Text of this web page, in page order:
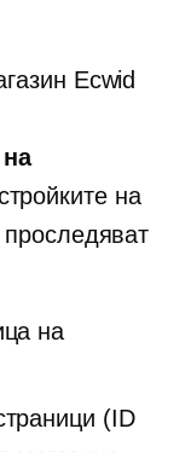
Ecwid
на
на
(ID